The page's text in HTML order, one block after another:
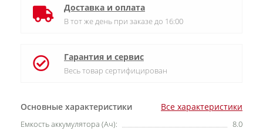
Основные характеристики Все характеристики
Емкость аккумулятора (Ач):
8.0
Доставка и оплата
В тот же день при заказе до 16:00
Гарантия и сервис
Весь товар сертифицирован